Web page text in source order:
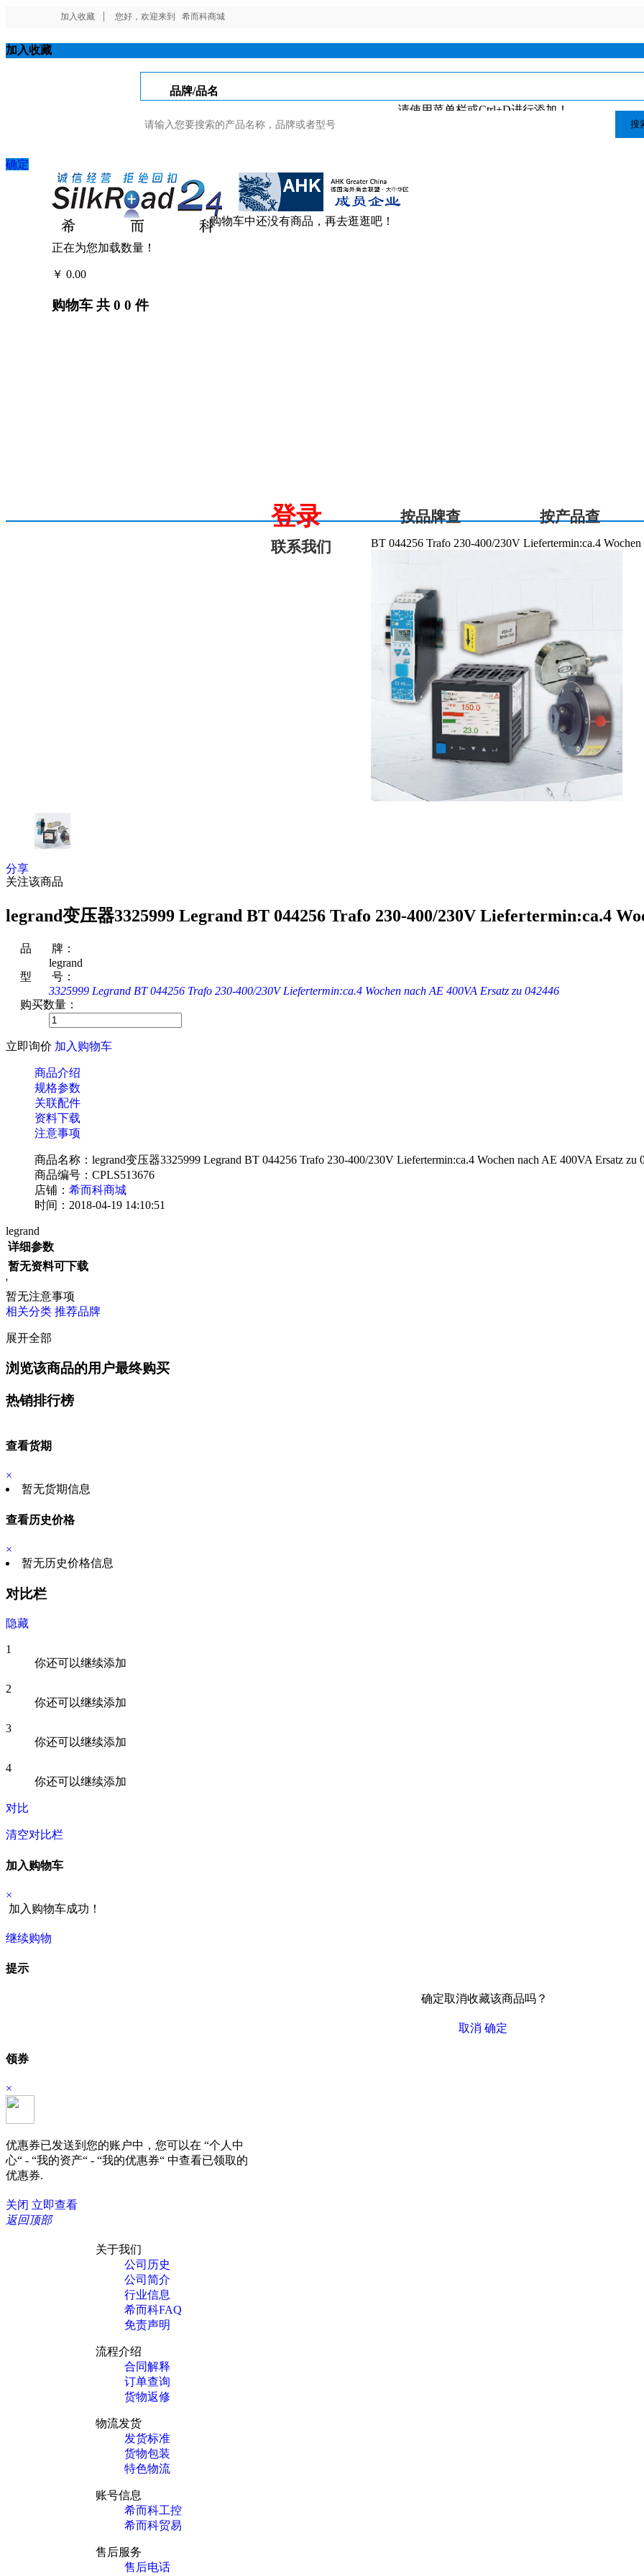
加入收藏 您好，欢迎来到 希而科商城
加入收藏
请使用菜单栏或Ctrl+D进行添加！
确定
购物车中还没有商品，再去逛逛吧！
正在为您加载数量！
￥ 0.00
购物车 共 0 0 件
品牌/品名
搜
登录 按品牌查 按产品查
联系我们
BT 044256 Trafo 230-400/230V Liefertermin:ca.4
分享
关注该商品
legrand变压器3325999 Legrand BT 044256 Trafo 230-400/230V Liefertermin:ca.4
品 牌：
legrand
型 号：
3325999 Legrand BT 044256 Trafo 230-400/230V Liefertermin:ca.4 Wochen nach AE 400VA Ersatz zu 042446
购买数量：
立即询价 加入购物车
商品介绍
规格参数
关联配件
资料下载
注意事项
商品名称：legrand变压器3325999 Legrand BT 044256 Trafo 230-400/230V Liefertermin:ca.4 Wochen nach AE 400VA Ersatz zu
商品编号：CPLS513676
店铺： 希而科商城
时间：2018-04-19 14:10:51
legrand
详细参数
暂无资料可下载
'
暂无注意事项
相关分类 推荐品牌
展开全部
浏览该商品的用户最终购买
热销排行榜
查看货期
×
暂无货期信息
查看历史价格
×
暂无历史价格信息
对比栏
隐藏
1
你还可以继续添加
2
你还可以继续添加
3
你还可以继续添加
4
你还可以继续添加
对比
清空对比栏
加入购物车
×
加入购物车成功！
继续购物
提示
确定取消收藏该商品吗？
取消 确定
领券
×
优惠券已发送到您的账户中，您可以在 “个人中
心“ - “我的资产“ - “我的优惠券“ 中查看已领取的
优惠券.
关闭 立即查看
返回顶部
关于我们
公司历史
公司简介
行业信息
希而科FAQ
免责声明
流程介绍
合同解释
订单查询
货物返修
物流发货
发货标准
货物包装
特色物流
账号信息
希而科工控
希而科贸易
售后服务
售后电话